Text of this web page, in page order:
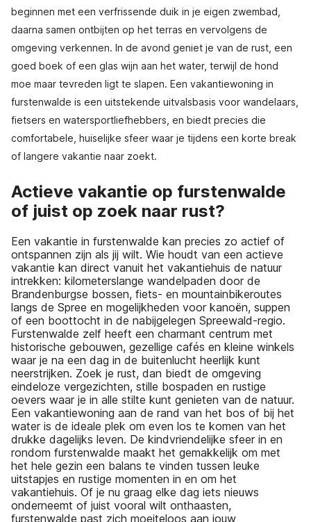
beginnen met een verfrissende duik in je eigen zwembad,
daarna samen ontbijten op het terras en vervolgens de
omgeving verkennen. In de avond geniet je van de rust, een
goed boek of een glas wijn aan het water, terwijl de hond
moe maar tevreden ligt te slapen. Een vakantiewoning in
furstenwalde is een uitstekende uitvalsbasis voor wandelaars,
fietsers en watersportliefhebbers, en biedt precies die
comfortabele, huiselijke sfeer waar je tijdens een korte break
of langere vakantie naar zoekt.
Actieve vakantie op furstenwalde
of juist op zoek naar rust?
Een vakantie in furstenwalde kan precies zo actief of
ontspannen zijn als jij wilt. Wie houdt van een actieve
vakantie kan direct vanuit het vakantiehuis de natuur
intrekken: kilometerslange wandelpaden door de
Brandenburgse bossen, fiets- en mountainbikeroutes
langs de Spree en mogelijkheden voor kanoën, suppen
of een boottocht in de nabijgelegen Spreewald-regio.
Furstenwalde zelf heeft een charmant centrum met
historische gebouwen, gezellige cafés en kleine winkels
waar je na een dag in de buitenlucht heerlijk kunt
neerstrijken. Zoek je rust, dan biedt de omgeving
eindeloze vergezichten, stille bospaden en rustige
oevers waar je in alle stilte kunt genieten van de natuur.
Een vakantiewoning aan de rand van het bos of bij het
water is de ideale plek om even los te komen van het
drukke dagelijks leven. De kindvriendelijke sfeer in en
rondom furstenwalde maakt het gemakkelijk om met
het hele gezin een balans te vinden tussen leuke
uitstapjes en rustige momenten in en om het
vakantiehuis. Of je nu graag elke dag iets nieuws
onderneemt of juist vooral wilt onthaasten,
furstenwalde past zich moeiteloos aan jouw